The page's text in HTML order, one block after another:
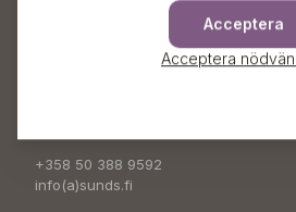
+358 50 388 9592
info(a)sunds.fi
Acceptera
Acceptera